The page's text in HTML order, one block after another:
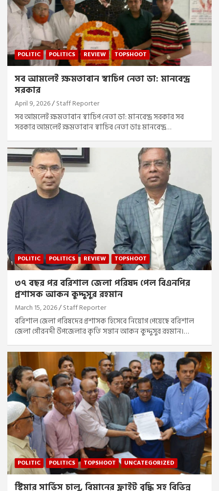
POLITIC POLITICS REVIEW TOPSHOOT
সব আমলেই ক্ষমতাবান স্বাচিপ নেতা ডা: মানবেন্দ্র
সরকার
April 9, 2026 Staff Reporter
সব আমলেই ক্ষমতাবান স্বাচিপ নেতা ডা: মানবেন্দ্র সরকার সব
সরকার আমলেই ক্ষমতাবান স্বাচিব নেতা ডাঃ মানবেন্দ্র…
POLITIC POLITICS REVIEW TOPSHOOT
৩৭ বছর পর বরিশাল জেলা পরিষদ পেল বিএনপির
প্রশাসক আকন কুদ্দুসুর রহমান
March 15, 2026 Staff Reporter
বরিশাল জেলা পরিষদের প্রশাসক হিসেবে নিয়োগ পেয়েছে বরিশাল
জেলা গৌরনদী উপজেলার কৃতি সন্তান আকন কুদ্দুসুর রহমান।…
POLITIC POLITICS TOPSHOOT UNCATEGORIZED
স্টিমার সার্ভিস চালু, বিমানের ফ্লাইট বৃদ্ধি সহ বিভিন্ন